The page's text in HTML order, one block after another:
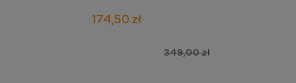
349,00 zł
174,50 zł